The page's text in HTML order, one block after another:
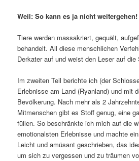
Weil: So kann es ja nicht weitergehen!
Tiere werden massakriert, gequält,
behandelt. All diese menschlichen
Derkater auf und weist den Leser auf die
Im zweiten Teil berichte ich (der
Erlebnisse am Land (Ryanland) und mit
Bevölkerung. Nach mehr als 2
Mitmenschen gibt es Stoff genug, eine
füllen. So beschränkte ich mich auf die
emotionalsten Erlebnisse und machte
Leicht und amüsant geschrieben, das
um sich zu vergessen und zu träumen